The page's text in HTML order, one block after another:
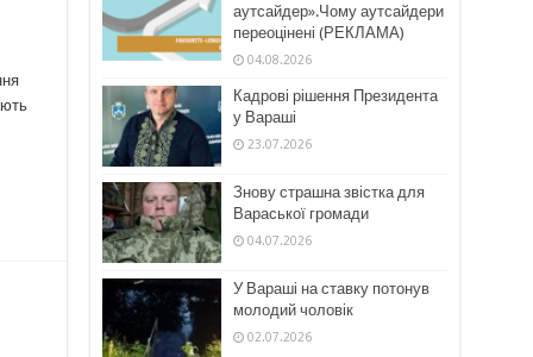
аутсайдер».Чому аутсайдери
переоцінені (РЕКЛАМА)
04.08.2026
Кадрові рішення Президента
у Вараші
23.07.2026
Знову страшна звістка для
Вараської громади
04.07.2026
У Вараші на ставку потонув
молодий чоловік
02.07.2026